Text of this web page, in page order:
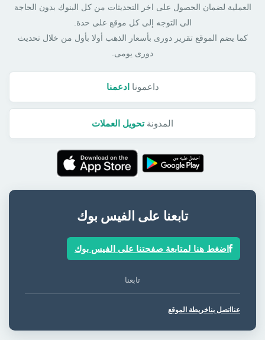
العملية لضمان الحصول على اخر التحديثات من كل البنوك بدون الحاجة
الى التوجه إلى كل موقع على حدة.
كما يضم الموقع تقرير دورى بأسعار الذهب أولا بأول من خلال تحديث
دورى يومى.
داعمونا ادعمنا
المدونةتحويل العملات
تابعنا على الفيس بوك
اضغط هنا لمتابعة صفحتنا على الفيس بوك
تابعنا
عنا اتصل بناخريطة الموقع